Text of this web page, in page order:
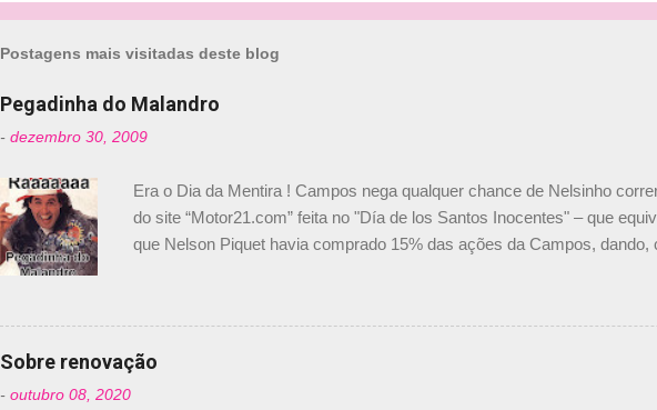
Postagens mais visitadas deste blog
Pegadinha do Malandro
- dezembro 30, 2009
Era o Dia da Mentira ! Campos nega qualquer chance de Nelsinho
do site “Motor21.com” feita no "Día de los Santos Inocentes" – que
que Nelson Piquet havia comprado 15% das ações da Campos,
dirigente foi taxativo ao declarar que o brasileiro não será o
verdade, nós recebemos uma oferta de Piquet", admitiu Audetto. “Mas
Senna, não podemos ter dois brasileiros”, explicou, dizendo ainda que
Sobre renovação
- outubro 08, 2020